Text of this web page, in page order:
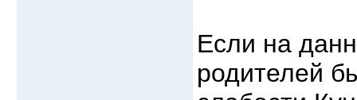
Если на
родителей